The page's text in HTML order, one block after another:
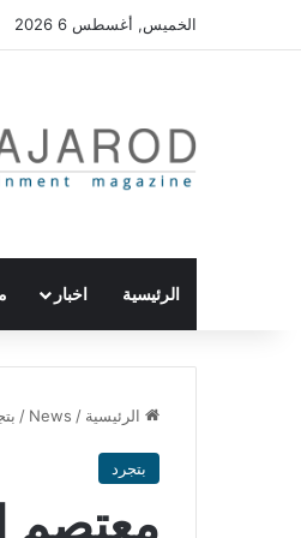
الخميس, أغسطس 6 2026
الرئيسية اخبار
الرئيسية /
News
/
بتجرد
معتصم